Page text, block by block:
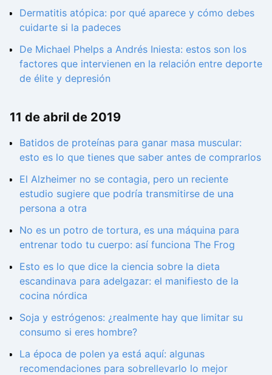
Dermatitis atópica: por qué aparece y cómo debes
cuidarte si la padeces
De Michael Phelps a Andrés Iniesta: estos son los
factores que intervienen en la relación entre deporte
de élite y depresión
11 de abril de 2019
Batidos de proteínas para ganar masa muscular:
esto es lo que tienes que saber antes de comprarlos
El Alzheimer no se contagia, pero un reciente
estudio sugiere que podría transmitirse de una
persona a otra
No es un potro de tortura, es una máquina para
entrenar todo tu cuerpo: así funciona The Frog
Esto es lo que dice la ciencia sobre la dieta
escandinava para adelgazar: el manifiesto de la
cocina nórdica
Soja y estrógenos: ¿realmente hay que limitar su
consumo si eres hombre?
La época de polen ya está aquí: algunas
recomendaciones para sobrellevarlo lo mejor